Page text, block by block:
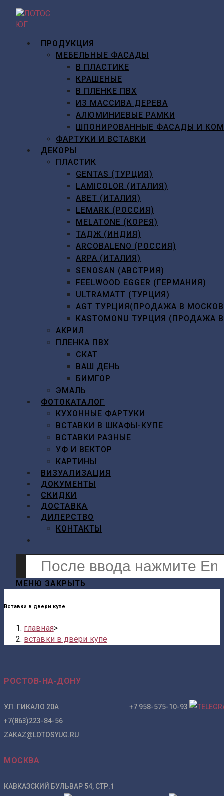
Перейти
содержимому
ПРОДУКЦИЯ
МЕБЕЛЬНЫЕ ФАСАДЫ
В ПЛАСТИКЕ
КРАШЕНЫЕ
В ПЛЕНКЕ ПВХ
ИЗ МАССИВА ДЕРЕВА
АЛЮМИНИЕВЫЕ РАМКИ
ШПОНИРОВАННЫЕ ФАСАДЫ И
ФАРТУКИ И ВСТАВКИ
ДЕКОРЫ
ПЛАСТИК
GENTAS (ТУРЦИЯ)
LAMICOLOR (ИТАЛИЯ)
ABET (ИТАЛИЯ)
LEMARK (РОССИЯ)
MELATONE (КОРЕЯ)
ТАДЖ (ИНДИЯ)
ARCOBALENO (РОССИЯ)
ARPA (ИТАЛИЯ)
SENOSAN (АВСТРИЯ)
FEELWOOD EGGER (ГЕРМАНИЯ)
ULTRAMATT (ТУРЦИЯ)
AGT ТУРЦИЯ(ПРОДАЖА В
KASTOMONU ТУРЦИЯ
АКРИЛ
ПЛЕНКА ПВХ
СКАТ
ВАШ ДЕНЬ
БИМГОР
ЭМАЛЬ
ФОТОКАТАЛОГ
КУХОННЫЕ ФАРТУКИ
ВСТАВКИ В ШКАФЫ-КУПЕ
ВСТАВКИ РАЗНЫЕ
УФ И ВЕКТОР
КАРТИНЫ
ВИЗУАЛИЗАЦИЯ
ДОКУМЕНТЫ
СКИДКИ
ДОСТАВКА
ДИЛЕРСТВО
КОНТАКТЫ
ПО
ВЕБ-
САЙТУ
сайте
МЕНЮ ЗАКРЫТЬ
Вставки в двери купе
главная>
вставки в двери купе
РОСТОВ-НА-ДОНУ
УЛ. ГИКАЛО 20А +7 958-575-10-93
+7(863)223-84-56
ZAKAZ@LOTOSYUG.RU
МОСКВА
КАВКАЗСКИЙ БУЛЬВАР 54, СТР.1